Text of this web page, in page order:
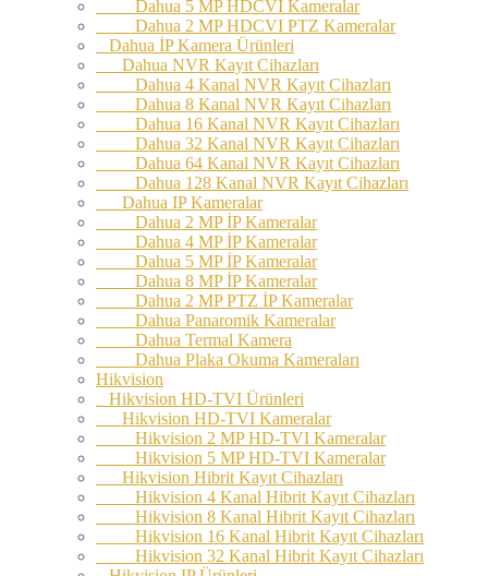
Dahua 5 MP HDCVI Kameralar
Dahua 2 MP HDCVI PTZ Kameralar
Dahua İP Kamera Ürünleri
Dahua NVR Kayıt Cihazları
Dahua 4 Kanal NVR Kayıt Cihazları
Dahua 8 Kanal NVR Kayıt Cihazları
Dahua 16 Kanal NVR Kayıt Cihazları
Dahua 32 Kanal NVR Kayıt Cihazları
Dahua 64 Kanal NVR Kayıt Cihazları
Dahua 128 Kanal NVR Kayıt Cihazları
Dahua IP Kameralar
Dahua 2 MP İP Kameralar
Dahua 4 MP İP Kameralar
Dahua 5 MP İP Kameralar
Dahua 8 MP İP Kameralar
Dahua 2 MP PTZ İP Kameralar
Dahua Panaromik Kameralar
Dahua Termal Kamera
Dahua Plaka Okuma Kameraları
Hikvision
Hikvision HD-TVI Ürünleri
Hikvision HD-TVI Kameralar
Hikvision 2 MP HD-TVI Kameralar
Hikvision 5 MP HD-TVI Kameralar
Hikvision Hibrit Kayıt Cihazları
Hikvision 4 Kanal Hibrit Kayıt Cihazları
Hikvision 8 Kanal Hibrit Kayıt Cihazları
Hikvision 16 Kanal Hibrit Kayıt Cihazları
Hikvision 32 Kanal Hibrit Kayıt Cihazları